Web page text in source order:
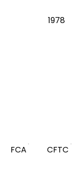
1978
FCA CFTC